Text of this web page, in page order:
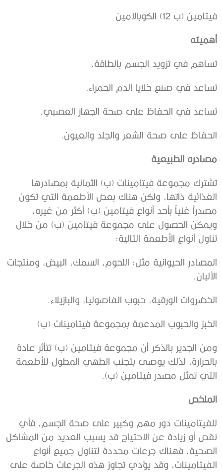
فيتامين (ب 12) الكوبالامين
أهميته
تساهم في تزويد الجسم بالطاقة.
تساعد في صنع خلايا الدم الحمراء.
تساعد في الحفاظ على صحة الجهاز العصبي.
الحفاظ على صحة الشعر والجلد والعيون.
مصادره الطبيعية
تشترك مجموعة فيتامينات (ب) الثمانية بمصادرها
الغذائية ذاتها، ولكن هناك بعض الأطعمة التي تكون
مصدراً غنياً بأحد أنواع فيتامين (ب) أكثر من غيره،
ويمكن الحصول على مجموعة فيتامين (ب) من خلال
تناول أنواع الأطعمة التالية:
المصادر الحيوانية مثل: اللحوم، السمك، البيض، ومنتجات
الألبان.
الخضروات الورقية، حبوب الفاصوليا، والبازيلاء.
الخبز والحبوب المدعمة بمجموعة فيتامينات (ب)
ومن الجدير بالذكر أن مجموعة فيتامين (ب) تتأثر عادة
بالحرارة، لذلك يوصى بتجنب الطهي المطول للأطعمة
التي تمثل مصدر فيتامين (ب).
الملخص
للفيتامينات دور مهم وكبير على صحة الجسم، فأي
نقص أو زيادة عن الاحتياج قد يسبب العديد من المشاكل
الصحية، فهناك جرعات محددة لتناول جميع أنواع
الفيتامينات، وقد يؤدي تجاوز هذه الجرعات خاصة على